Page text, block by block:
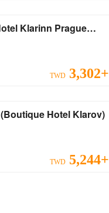
TWD 3,302+
布拉格克拉羅夫精品酒店 (Boutique Hotel Klarov)
TWD 5,244+